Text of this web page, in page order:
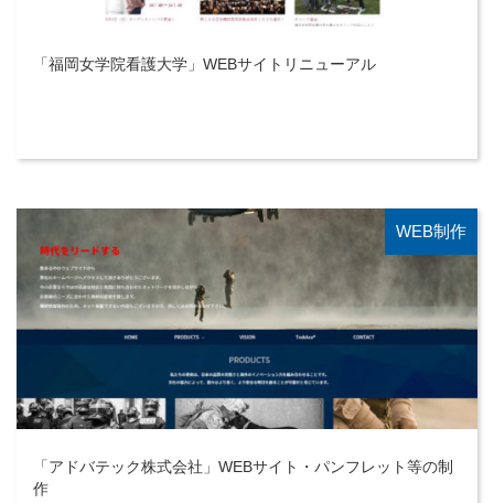
「福岡女学院看護大学」WEBサイトリニューアル
WEB制作
「アドバテック株式会社」WEBサイト・パンフレット等の制
作